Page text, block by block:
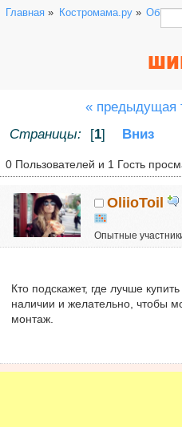
Главная » Костромама.ру» Общая
« предыдущая
Страницы:
[1] Вниз
0 Пользователей и 1 Гость
OliioToil
Опытные
Кто подскажет, где лучше
наличии и желательно, чтобы
монтаж.